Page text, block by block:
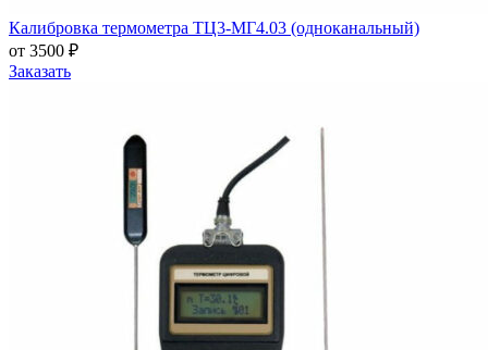
Калибровка термометра ТЦ3-МГ4.03 (одноканальный)
от 3500 ₽
Заказать